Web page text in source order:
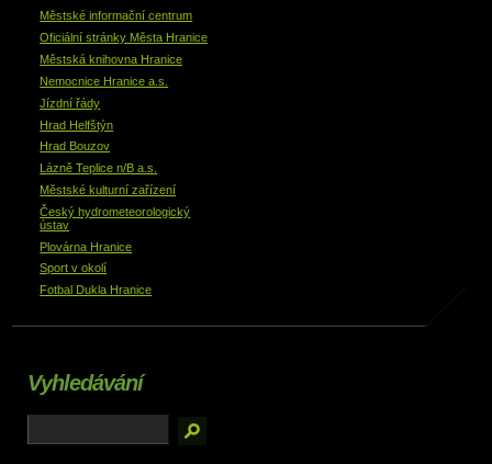
Městské informační centrum
Oficiální stránky Města Hranice
Městská knihovna Hranice
Nemocnice Hranice a.s.
Jízdní řády
Hrad Helfštýn
Hrad Bouzov
Lázně Teplice n/B a.s.
Městské kulturní zařízení
Český hydrometeorologický
ústav
Plovárna Hranice
Sport v okolí
Fotbal Dukla Hranice
Vyhledávání